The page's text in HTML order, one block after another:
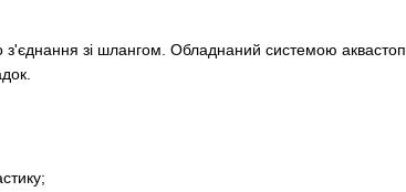
з'єднання зі шлангом. Обладнаний системою аквастоп,